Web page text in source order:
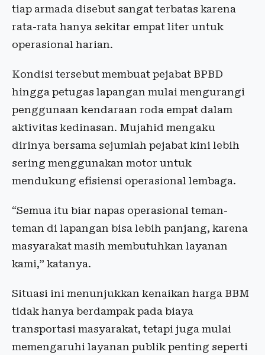
tiap armada disebut sangat terbatas karena
rata-rata hanya sekitar empat liter untuk
operasional harian.
Kondisi tersebut membuat pejabat BPBD
hingga petugas lapangan mulai mengurangi
penggunaan kendaraan roda empat dalam
aktivitas kedinasan. Mujahid mengaku
dirinya bersama sejumlah pejabat kini lebih
sering menggunakan motor untuk
mendukung efisiensi operasional lembaga.
“Semua itu biar napas operasional teman-
teman di lapangan bisa lebih panjang, karena
masyarakat masih membutuhkan layanan
kami,” katanya.
Situasi ini menunjukkan kenaikan harga BBM
tidak hanya berdampak pada biaya
transportasi masyarakat, tetapi juga mulai
memengaruhi layanan publik penting seperti